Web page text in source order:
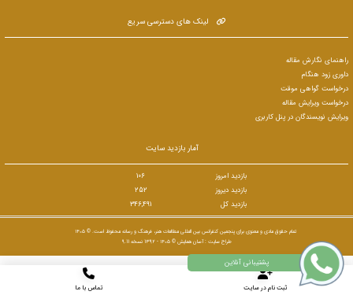
لینک های دسترسی سریع
راهنمای نگارش مقاله
داوری زود هنگام
درخواست گواهی موقت
درخواست ویرایش مقاله
ویرایش نویسندگان در پنل کاربری
آمار بازدید سایت
بازدید امروز
106
بازدید دیروز
252
بازدید کل
346,491
تمام حقوق مادی و معنوی برای پنجمین کنفرانس بین المللی مطالعات هنر، فرهنگ و رسانه محفوظ است. © ۱۴۰۵
طراح سایت :آسان همایش © ۱۴۰۵ - 1392 نسخه 9.11
ثبت نام در سایت تماس با ما